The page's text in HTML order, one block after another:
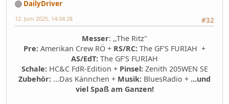
DailyDriver
#32
12. Juni 2025, 14:04:28
Messer: ,,The Ritz"
Pre: Amerikan Crew RÖ + RS/RC: The GF'S FURIAH +
AS/EdT: The GF'S FURIAH
Schale:HC&C FdR-Edition + Pinsel: Zenith 205WEN SE
Zubehör: ...Das Kännchen + Musik: BluesRadio + ...und
viel Spaß am Ganzen!